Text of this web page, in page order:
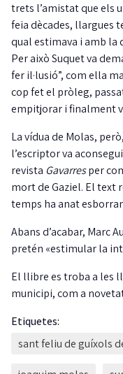
trets l’amistat que els
feia dècades, llargues
qual estimava i amb la
Per això Suquet va
fer il·lusió”, com ella
cop fet el pròleg,
empitjorar i finalment
La vídua de Molas,
l’escriptor va
revista Gavarresper
mort de Gaziel. El text
temps ha anat
Abans d’acabar, Marc
pretén «estimular la
El llibre es troba a les
municipi, com a
Etiquetes:
sant feliu de guíxols